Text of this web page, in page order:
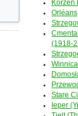
Korzeń
Orléans
(1918-
Winnica
Stare
Ieper